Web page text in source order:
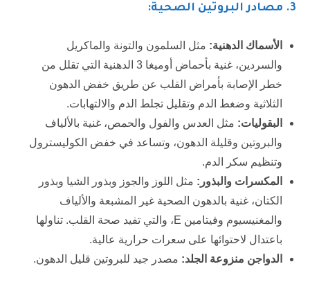
3. مصادر البروتين الصحية:
الأسماك الدهنية: مثل السلمون والتونة والماكريل
والسردين، غنية بأحماض أوميغا 3 الدهنية التي تقلل من
خطر الإصابة بأمراض القلب عن طريق خفض الدهون
الثلاثية وضغط الدم وتقليل تجلط الدم والالتهابات.
البقوليات: مثل العدس والفول والحمص، غنية بالألياف
والبروتين وقليلة الدهون، وتساعد في خفض الكوليسترول
وتنظيم سكر الدم.
المكسرات والبذور: مثل اللوز والجوز وبذور الشيا وبذور
الكتان، غنية بالدهون الصحية غير المشبعة والألياف
والمغنيسيوم وفيتامين E، والتي تفيد صحة القلب. تناولها
باعتدال لاحتوائها على سعرات حرارية عالية.
الدواجن منزوعة الجلد: مصدر جيد للبروتين قليل الدهون.